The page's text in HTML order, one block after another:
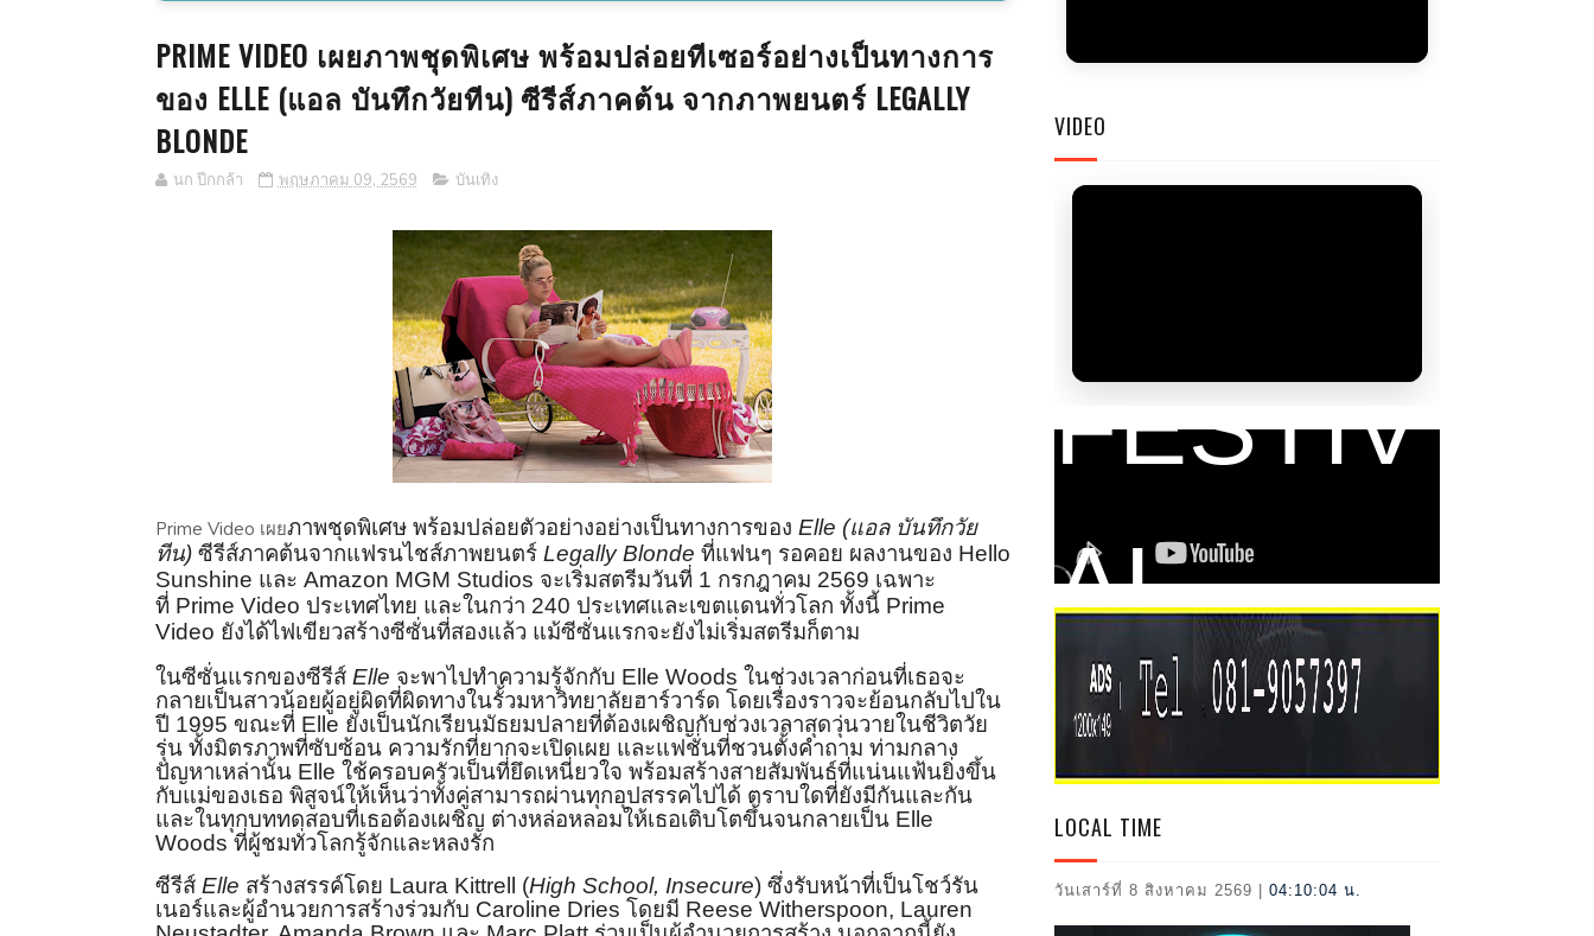
PRIME VIDEO เผยภาพชุดพิเศษ พร้อมปล่อยทีเซอร์อย่างเป็นทางการ
ของ ELLE (แอล บันทึกวัยทีน) ซีรีส์ภาคต้น จากภาพยนตร์ LEGALLY
BLONDE
นก ปีกกล้า พฤษภาคม 09, 2569 บันเทิง
Prime Video เผยภาพชุดพิเศษ พร้อมปล่อยตัวอย่างอย่างเป็นทางการของ Elle (แอล บันทึกวัย
ทีน) ซีรีส์ภาคต้นจากแฟรนไชส์ภาพยนตร์ Legally Blonde ที่แฟนๆ รอคอย ผลงานของ Hello
Sunshine และ Amazon MGM Studios จะเริ่มสตรีมวันที่ 1 กรกฎาคม 2569 เฉพาะ
ที่ Prime Video ประเทศไทย และในกว่า 240 ประเทศและเขตแดนทั่วโลก ทั้งนี้ Prime
Video ยังได้ไฟเขียวสร้างซีซั่นที่สองแล้ว แม้ซีซั่นแรกจะยังไม่เริ่มสตรีมก็ตาม
ในซีซั่นแรกของซีรีส์ Elle จะพาไปทำความรู้จักกับ Elle Woods ในช่วงเวลาก่อนที่เธอจะ
กลายเป็นสาวน้อยผู้อยู่ผิดที่ผิดทางในรั้วมหาวิทยาลัยฮาร์วาร์ด โดยเรื่องราวจะย้อนกลับไปใน
ปี 1995 ขณะที่ Elle ยังเป็นนักเรียนมัธยมปลายที่ต้องเผชิญกับช่วงเวลาสุดวุ่นวายในชีวิตวัย
รุ่น ทั้งมิตรภาพที่ซับซ้อน ความรักที่ยากจะเปิดเผย และแฟชั่นที่ชวนตั้งคำถาม ท่ามกลาง
ปัญหาเหล่านั้น Elle ใช้ครอบครัวเป็นที่ยึดเหนี่ยวใจ พร้อมสร้างสายสัมพันธ์ที่แน่นแฟ้นยิ่งขึ้น
กับแม่ของเธอ พิสูจน์ให้เห็นว่าทั้งคู่สามารถผ่านทุกอุปสรรคไปได้ ตราบใดที่ยังมีกันและกัน
และในทุกบททดสอบที่เธอต้องเผชิญ ต่างหล่อหลอมให้เธอเติบโตขึ้นจนกลายเป็น Elle
Woods ที่ผู้ชมทั่วโลกรู้จักและหลงรัก
ซีรีส์ Elle สร้างสรรค์โดย Laura Kittrell (High School, Insecure) ซึ่งรับหน้าที่เป็นโชว์รัน
เนอร์และผู้อำนวยการสร้างร่วมกับ Caroline Dries โดยมี Reese Witherspoon, Lauren
VIDEO
FESTIV
AL
2026
LOCAL TIME
วันเสาร์ที่ 8 สิงหาคม 2569 | 04:10:05 น.